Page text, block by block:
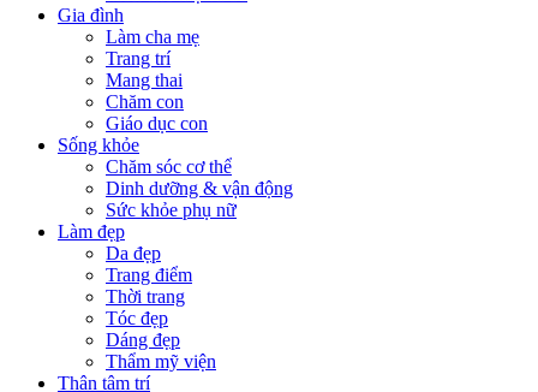
Gia đình
Làm cha mẹ
Trang trí
Mang thai
Chăm con
Giáo dục con
Sống khỏe
Chăm sóc cơ thể
Dinh dưỡng & vận động
Sức khỏe phụ nữ
Làm đẹp
Da đẹp
Trang điểm
Thời trang
Tóc đẹp
Dáng đẹp
Thẩm mỹ viện
Thân tâm trí